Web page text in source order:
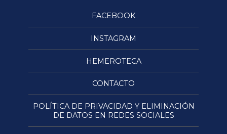
FACEBOOK
INSTAGRAM
HEMEROTECA
CONTACTO
POLÍTICA DE PRIVACIDAD Y ELIMINACIÓN
DE DATOS EN REDES SOCIALES